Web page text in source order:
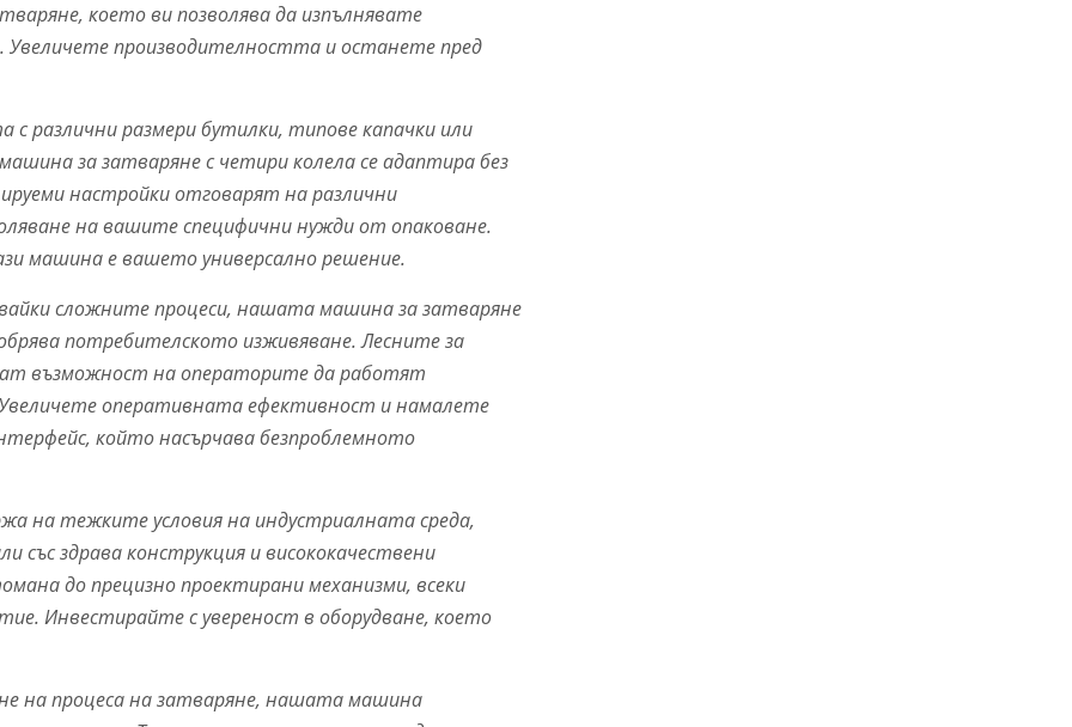
което ви позволява да изпълнявате
Увеличете производителността и останете пред
различни размери бутилки, типове капачки или
за затваряне с четири колела се адаптира без
настройки отговарят на различни
на вашите специфични нужди от опаковане.
машина е вашето универсално решение.
сложните процеси, нашата машина за затваряне
потребителското изживяване. Лесните за
възможност на операторите да работят
оперативната ефективност и намалете
който насърчава безпроблемното
на тежките условия на индустриалната среда,
здрава конструкция и висококачествени
до прецизно проектирани механизми, всеки
Инвестирайте с увереност в оборудване, което
на процеса на затваряне, нашата машина